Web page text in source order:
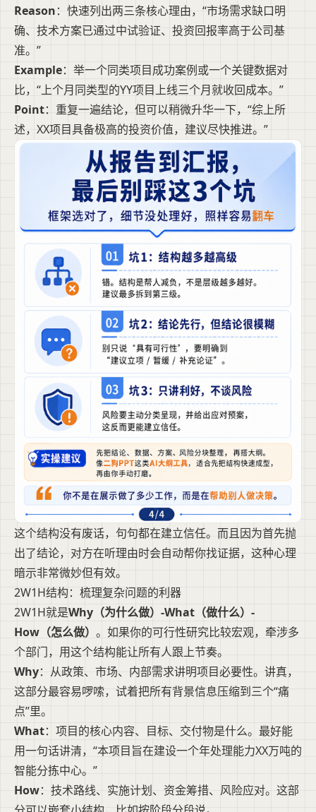
Reason：快速列出两三条核心理由，“市场需求缺口明
确、技术方案已通过中试验证、投资回报率高于公司基
准。”
Example：举一个同类项目成功案例或一个关键数据对
比，“上个月同类型的YY项目上线三个月就收回成本。”
Point：重复一遍结论，但可以稍微升华一下，“综上所
述，XX项目具备极高的投资价值，建议尽快推进。”
这个结构没有废话，句句都在建立信任。而且因为首先抛
出了结论，对方在听理由时会自动帮你找证据，这种心理
暗示非常微妙但有效。
2W1H结构：梳理复杂问题的利器
2W1H就是Why（为什么做）-What（做什么）-
How（怎么做） 。如果你的可行性研究比较宏观，牵涉多
个部门，用这个结构能让所有人跟上节奏。
Why：从政策、市场、内部需求讲明项目必要性。讲真，
这部分最容易啰嗦，试着把所有背景信息压缩到三个“痛
点”里。
What：项目的核心内容、目标、交付物是什么。最好能
用一句话讲清，“本项目旨在建设一个年处理能力XX万吨的
智能分拣中心。”
How：技术路线、实施计划、资金筹措、风险应对。这部